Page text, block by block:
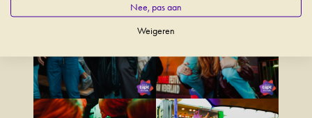
Nee, pas aan
Weigeren